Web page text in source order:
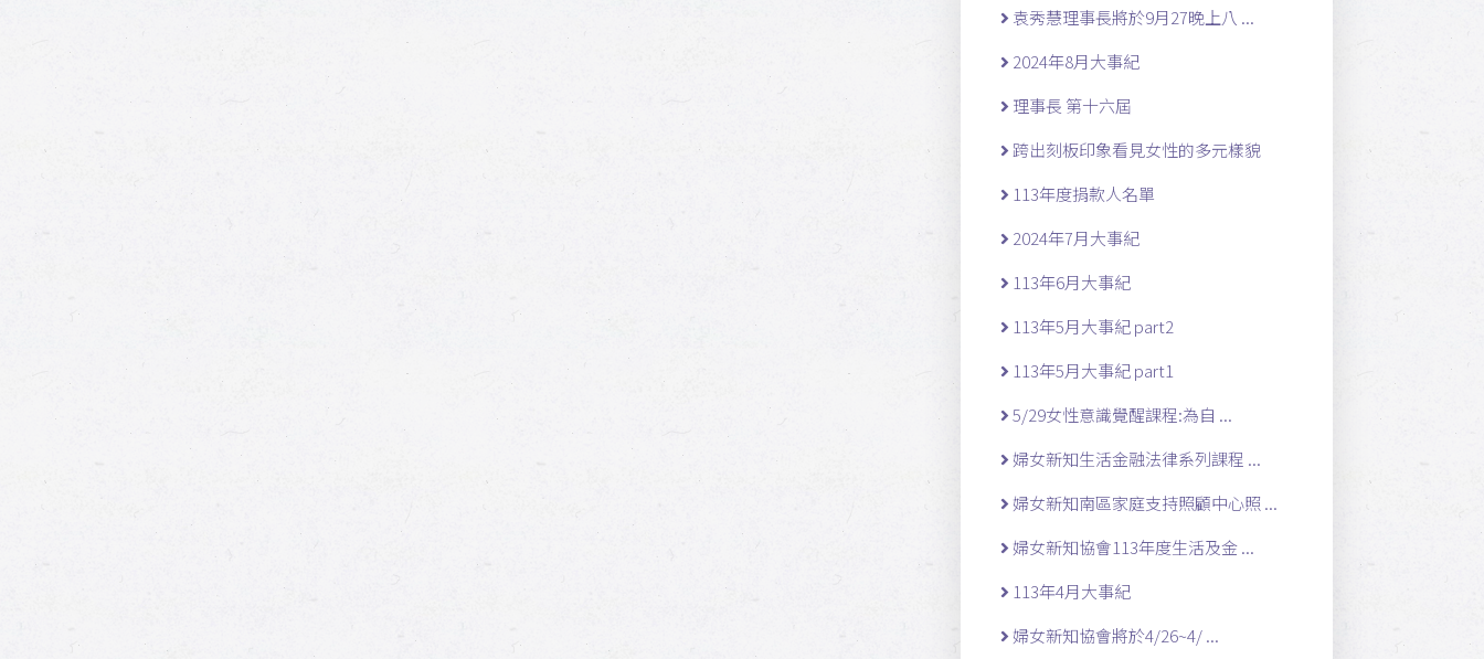
袁秀慧理事長將於9月27晚上八 ...
2024年8月大事紀
理事長 第十六屆
跨出刻板印象看見女性的多元樣貌
113年度捐款人名單
2024年7月大事紀
113年6月大事紀
113年5月大事紀 part2
113年5月大事紀 part1
5/29女性意識覺醒課程:為自 ...
婦女新知生活金融法律系列課程 ...
婦女新知南區家庭支持照顧中心照 ...
婦女新知協會113年度生活及金 ...
113年4月大事紀
婦女新知協會將於4/26~4/ ...